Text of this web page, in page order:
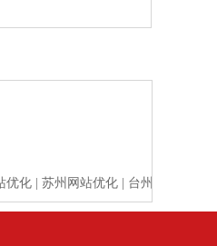
优化 苏州网站优化 台州亲子鉴定